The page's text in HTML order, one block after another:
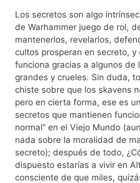
Los secretos son algo
de Warhammer juego de rol,
mantenerlos, revelarlos,
cultos prosperan en secreto, y
funciona gracias a algunos de
grandes y crueles. Sin duda,
chiste sobre que los skavens
pero en cierta forma, ese es
secretos que mantienen
normal” en el Viejo Mundo
nada sobre la moralidad de
secreto); después de todo,
dispuesto estarías a vivir en
consciente de que miles,